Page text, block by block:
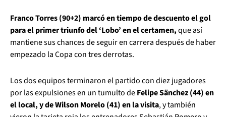
Franco Torres (90+2) marcó en tiempo de descuento el gol
para el primer triunfo del ‘Lobo’ en el certamen,que así
mantiene sus chances de seguir en carrera después de haber
empezado la Copa con tres derrotas.
Los dos equipos terminaron el partido con diez jugadores
por las expulsiones en un tumulto deFelipe Sänchez (44) en
el local, y de Wilson Morelo (41) en la visita, y también